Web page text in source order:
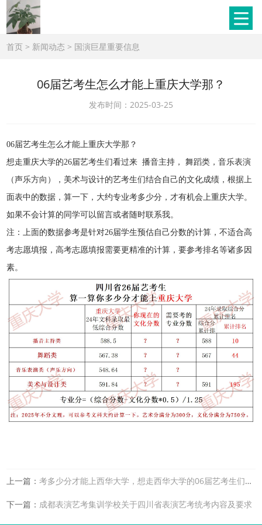
首页 > 新闻动态 > 国演巨星重要信息
06届艺考生怎么才能上重庆大学那？
发布时间：2025-03-25
06届艺考生怎么才能上重庆大学那？
想走重庆大学的26届艺考生们看过来 播音主持， 舞蹈类，音乐表演
（声乐方向），美术与设计的艺考生们结合自己的文化成绩，根据上
面表中的数据，算一下，大约专业考多少分，才有机会上重庆大学。
如果不会计算的同学可以留言或者随时联系我。
注：上面的数据参考是针对26届学生预估自己分数的计算，不适合高
考志愿填报，高考志愿填报需要更精准的计算，要参考排名等诸多因
素。
上一篇：考多少分才能上西华大学，想走西华大学的06届艺考生们看过来
下一篇： 成都表演艺考集训学校关于四川省表演艺考统考内容及要求